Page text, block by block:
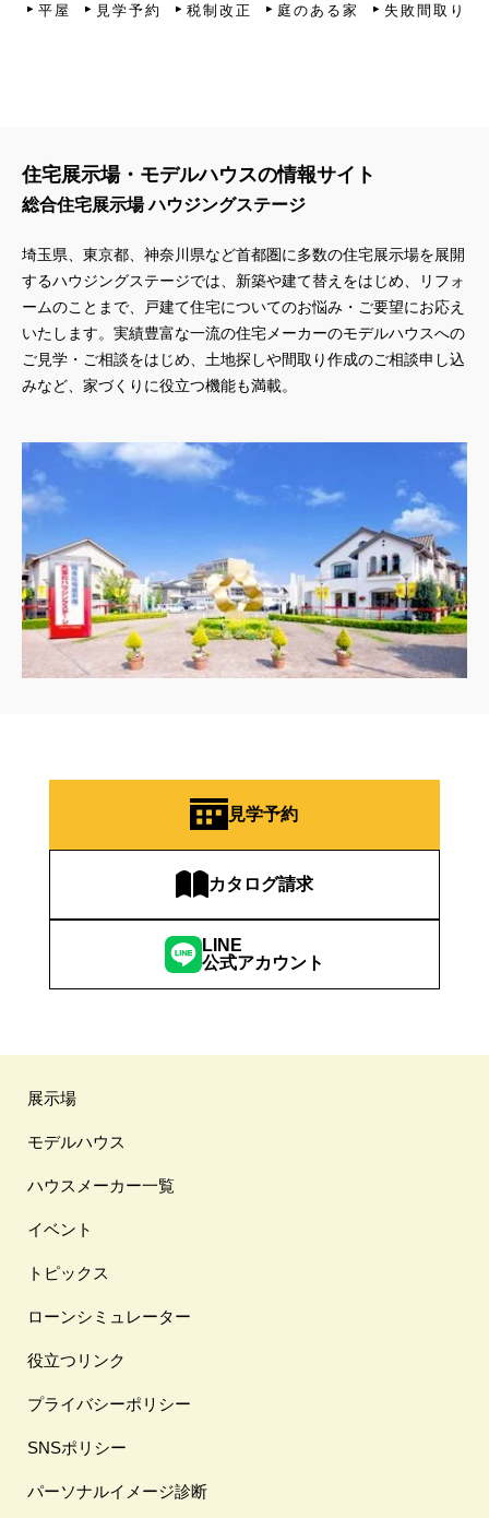
平屋 見学予約 税制改正 庭のある家 失敗間取り
住宅展示場・モデルハウスの情報サイト
総合住宅展示場 ハウジングステージ
埼玉県、東京都、神奈川県など首都圏に多数の住宅展示場を展開
するハウジングステージでは、新築や建て替えをはじめ、リフォ
ームのことまで、戸建て住宅についてのお悩み・ご要望にお応え
いたします。実績豊富な一流の住宅メーカーのモデルハウスへの
ご見学・ご相談をはじめ、土地探しや間取り作成のご相談申し込
みなど、家づくりに役立つ機能も満載。
見学予約
カタログ請求
LINE
公式アカウント
展示場
モデルハウス
ハウスメーカー一覧
イベント
トピックス
ローンシミュレーター
役立つリンク
プライバシーポリシー
SNSポリシー
パーソナルイメージ診断